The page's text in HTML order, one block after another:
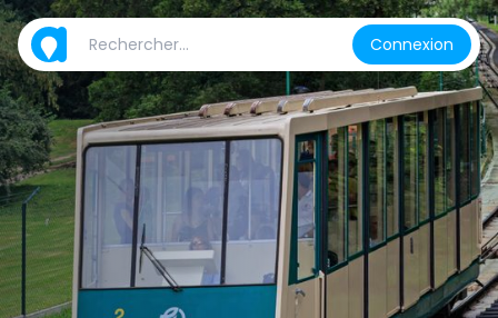
Connexion